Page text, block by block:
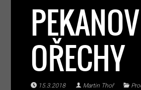
OŘECHY
15.3.2018 Martin Thoř